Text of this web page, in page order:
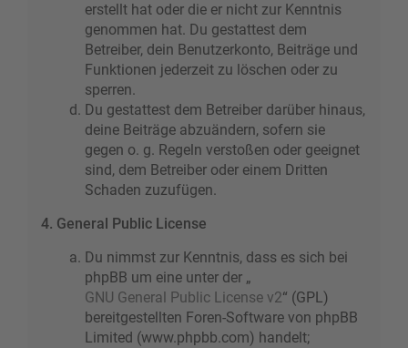
erstellt hat oder die er nicht zur Kenntnis
genommen hat. Du gestattest dem
Betreiber, dein Benutzerkonto, Beiträge und
Funktionen jederzeit zu löschen oder zu
sperren.
Du gestattest dem Betreiber darüber hinaus,
deine Beiträge abzuändern, sofern sie
gegen o. g. Regeln verstoßen oder geeignet
sind, dem Betreiber oder einem Dritten
Schaden zuzufügen.
4. General Public License
Du nimmst zur Kenntnis, dass es sich bei
phpBB um eine unter der „
GNU General Public License v2“ (GPL)
bereitgestellten Foren-Software von phpBB
Limited (www.phpbb.com) handelt;